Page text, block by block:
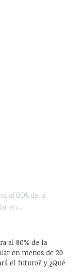
al 80% de la
en…
al 80% de la
en menos de 20
el futuro? y ¿Qué